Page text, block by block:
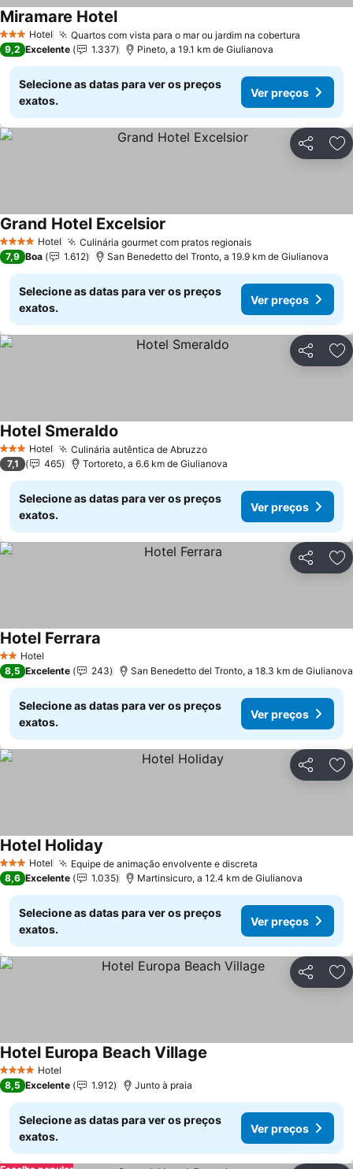
3 EstrelasHotel Quartos com vista para o mar ou jardim na cobertura
Miramare Hotel
9,2 Excelente 1.337 Pineto, a 19.1 km de Giulianova
Selecione as datas para ver os preços
exatos.
Ver preços
Partilhar
4 EstrelasHotel Culinária gourmet com pratos regionais
Grand Hotel Excelsior
7,9 Boa 1.612 San Benedetto del Tronto, a 19.9 km de Giulianova
Selecione as datas para ver os preços
exatos.
Ver preços
Partilhar
3 EstrelasHotel Culinária autêntica de Abruzzo
Hotel Smeraldo
7,1 465 Tortoreto, a 6.6 km de Giulianova
Selecione as datas para ver os preços
exatos.
Ver preços
Partilhar
2 Estrelas
Hotel
Hotel Ferrara
8,5 Excelente 243 San Benedetto del Tronto, a 18.3 km de Giulianova
Selecione as datas para ver os preços
exatos.
Ver preços
Partilhar
3 EstrelasHotel Equipe de animação envolvente e discreta
Hotel Holiday
8,6 Excelente 1.035 Martinsicuro, a 12.4 km de Giulianova
Selecione as datas para ver os preços
exatos.
Ver preços
Partilhar
4 EstrelasHotel
Hotel Europa Beach Village
8,5 Excelente 1.912 Junto à praia
Selecione as datas para ver os preços
exatos.
Ver preços